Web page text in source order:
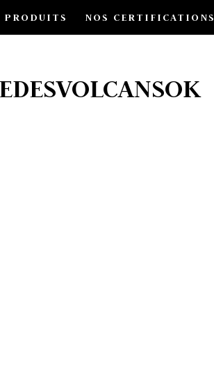
PRODUITS NOS CERTIFICATIONS